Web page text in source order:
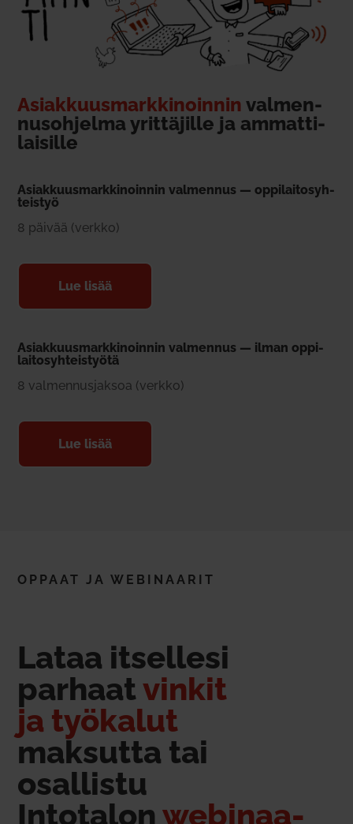
Asiak­kuus­mark­ki­noinnin val­men­
nus­oh­jelma yrit­tä­jille ja ammat­ti­
lai­sille
Asiak­kuus­mark­ki­noinnin val­mennus — oppi­lai­to­syh­
teistyö
8 päivää (verkko)
Lue lisää
Asiak­kuus­mark­ki­noinnin val­mennus — ilman oppi­
lai­to­syh­teis­työtä
8 val­men­nus­jaksoa (verkko)
Lue lisää
OPPAAT JA WEBI­NAARIT
Lataa itsellesi
parhaatvinkit
ja työ­kalut
mak­sutta tai
osal­listu
Into­talonwebi­naa­